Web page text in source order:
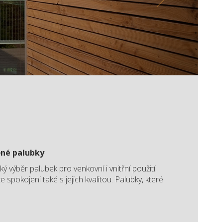
palubky
výběr palubek pro venkovní i vnitřní použití.
spokojeni také s jejich kvalitou. Palubky, které